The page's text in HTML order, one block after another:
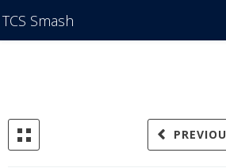
TCS Smash